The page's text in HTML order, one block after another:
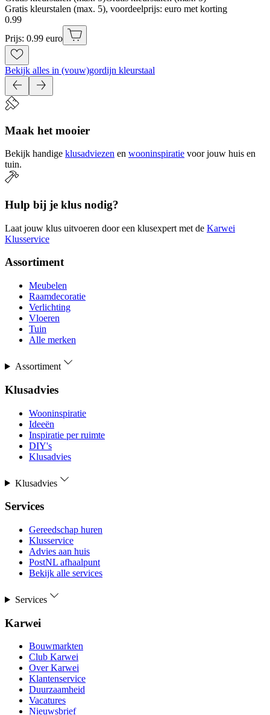
Gratis kleurstalen (max. 5), voordeelprijs: euro met korting
0.99
Prijs: 0.99 euro
Bekijk alles in (vouw)gordijn kleurstaal
Maak het mooier
Bekijk handige klusadviezen en wooninspiratie voor jouw huis en
tuin.
Hulp bij je klus nodig?
Laat jouw klus uitvoeren door een klusexpert met de Karwei
Klusservice
Assortiment
Meubelen
Raamdecoratie
Verlichting
Vloeren
Tuin
Alle merken
Assortiment
Klusadvies
Wooninspiratie
Ideeën
Inspiratie per ruimte
DIY's
Klusadvies
Klusadvies
Services
Gereedschap huren
Klusservice
Advies aan huis
PostNL afhaalpunt
Bekijk alle services
Services
Karwei
Bouwmarkten
Club Karwei
Over Karwei
Klantenservice
Duurzaamheid
Vacatures
Nieuwsbrief